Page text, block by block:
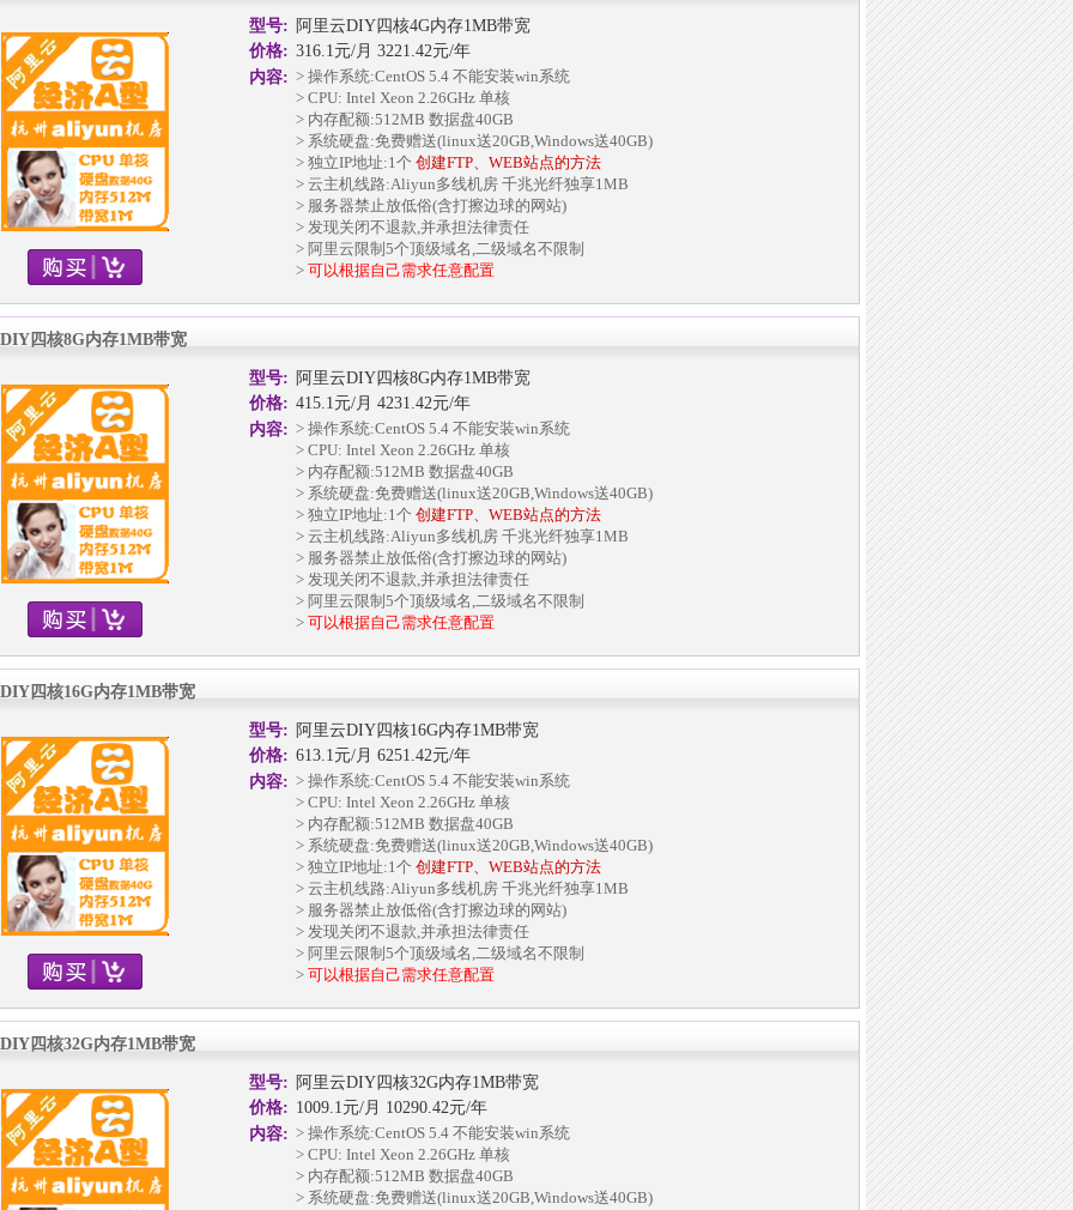
型号: 阿里云DIY四核4G内存1MB带宽
价格: 316.1元/月 3221.42元/年
内容: > 操作系统:CentOS 5.4 不能安装win系统
> CPU: Intel Xeon 2.26GHz 单核
> 内存配额:512MB 数据盘40GB
> 系统硬盘:免费赠送(linux送20GB,Windows送40GB)
> 独立IP地址:1个 创建FTP、WEB站点的方法
> 云主机线路:Aliyun多线机房 千兆光纤独享1MB
> 服务器禁止放低俗(含打擦边球的网站)
> 发现关闭不退款,并承担法律责任
> 阿里云限制5个顶级域名,二级域名不限制
> 可以根据自己需求任意配置
四核8G内存1MB带宽
型号: 阿里云DIY四核8G内存1MB带宽
价格: 415.1元/月 4231.42元/年
内容: > 操作系统:CentOS 5.4 不能安装win系统
> CPU: Intel Xeon 2.26GHz 单核
> 内存配额:512MB 数据盘40GB
> 系统硬盘:免费赠送(linux送20GB,Windows送40GB)
> 独立IP地址:1个 创建FTP、WEB站点的方法
> 云主机线路:Aliyun多线机房 千兆光纤独享1MB
> 服务器禁止放低俗(含打擦边球的网站)
> 发现关闭不退款,并承担法律责任
> 阿里云限制5个顶级域名,二级域名不限制
> 可以根据自己需求任意配置
四核16G内存1MB带宽
型号: 阿里云DIY四核16G内存1MB带宽
价格: 613.1元/月 6251.42元/年
内容: > 操作系统:CentOS 5.4 不能安装win系统
> CPU: Intel Xeon 2.26GHz 单核
> 内存配额:512MB 数据盘40GB
> 系统硬盘:免费赠送(linux送20GB,Windows送40GB)
> 独立IP地址:1个 创建FTP、WEB站点的方法
> 云主机线路:Aliyun多线机房 千兆光纤独享1MB
> 服务器禁止放低俗(含打擦边球的网站)
> 发现关闭不退款,并承担法律责任
> 阿里云限制5个顶级域名,二级域名不限制
> 可以根据自己需求任意配置
四核32G内存1MB带宽
型号: 阿里云DIY四核32G内存1MB带宽
价格: 1009.1元/月 10290.42元/年
内容: > 操作系统:CentOS 5.4 不能安装win系统
> CPU: Intel Xeon 2.26GHz 单核
> 内存配额:512MB 数据盘40GB
> 系统硬盘:免费赠送(linux送20GB,Windows送40GB)